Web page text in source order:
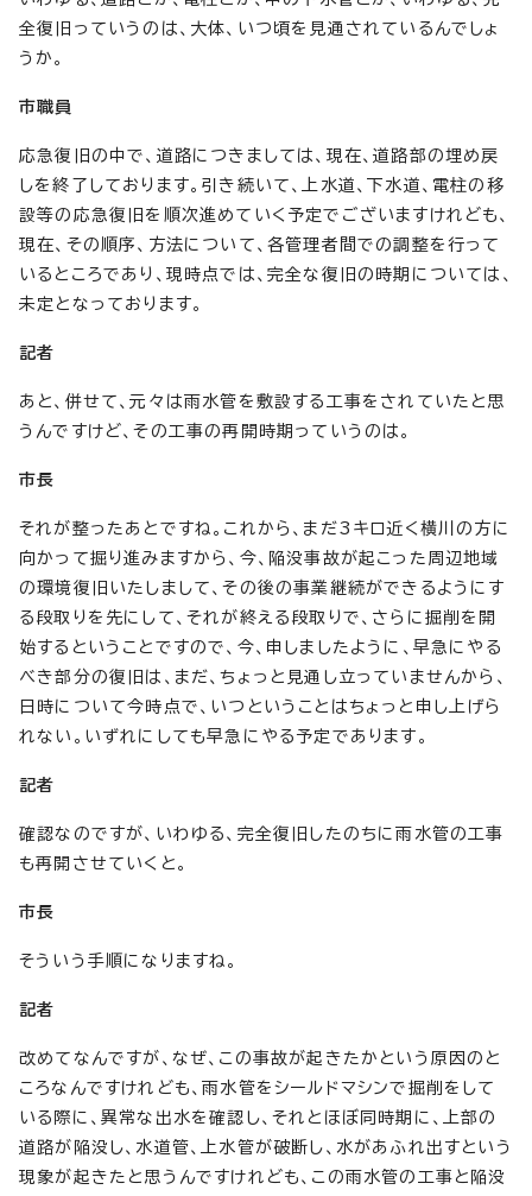
全復旧っていうのは、大体、いつ頃を見通されているんでしょ
うか。
市職員
応急復旧の中で、道路につきましては、現在、道路部の埋め戻
しを終了しております。引き続いて、上水道、下水道、電柱の移
設等の応急復旧を順次進めていく予定でございますけれども、
現在、その順序、方法について、各管理者間での調整を行って
いるところであり、現時点では、完全な復旧の時期については、
未定となっております。
記者
あと、併せて、元々は雨水管を敷設する工事をされていたと思
うんですけど、その工事の再開時期っていうのは。
市長
それが整ったあとですね。これから、まだ3キロ近く横川の方に
向かって掘り進みますから、今、陥没事故が起こった周辺地域
の環境復旧いたしまして、その後の事業継続ができるようにす
る段取りを先にして、それが終える段取りで、さらに掘削を開
始するということですので、今、申しましたように、早急にやる
べき部分の復旧は、まだ、ちょっと見通し立っていませんから、
日時について今時点で、いつということはちょっと申し上げら
れない。いずれにしても早急にやる予定であります。
記者
確認なのですが、いわゆる、完全復旧したのちに雨水管の工事
も再開させていくと。
市長
そういう手順になりますね。
記者
改めてなんですが、なぜ、この事故が起きたかという原因のと
ころなんですけれども、雨水管をシールドマシンで掘削をして
いる際に、異常な出水を確認し、それとほぼ同時期に、上部の
道路が陥没し、水道管、上水管が破断し、水があふれ出すという
現象が起きたと思うんですけれども、この雨水管の工事と陥没